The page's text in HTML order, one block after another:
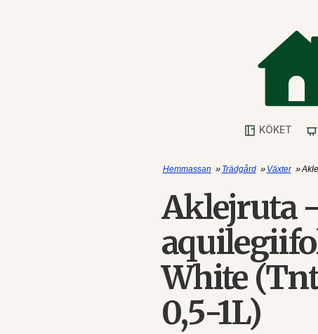
KÖKET
Hemmassan » Trädgård » Växter »
Aklejruta
White
0,5-1L)